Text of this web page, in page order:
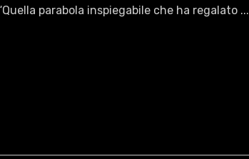
parabola inspiegabile che ha regalato ...